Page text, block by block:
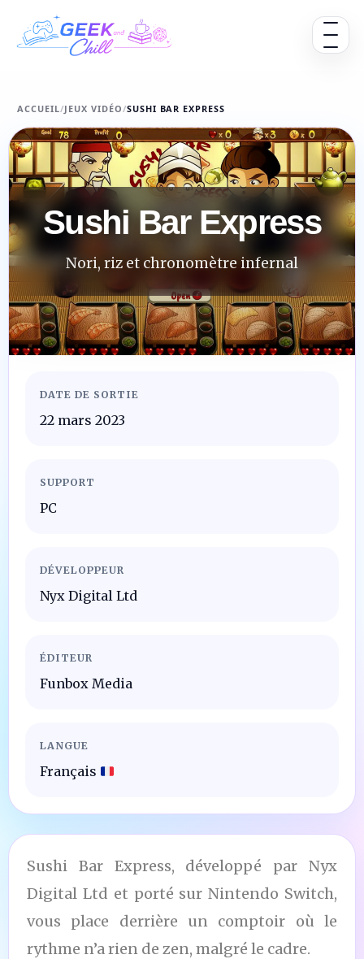
Ouvrir
ACCUEIL/JEUX VIDÉO/SUSHI BAR EXPRESS
Sushi Bar Express
Nori, riz et chronomètre infernal
DATE DE SORTIE
22 mars 2023
SUPPORT
PC
DÉVELOPPEUR
Nyx Digital Ltd
ÉDITEUR
Funbox Media
LANGUE
Français
Sushi Bar Express, développé par Nyx
Digital Ltd et porté sur Nintendo Switch,
vous place derrière un comptoir où le
rythme n’a rien de zen, malgré le cadre.